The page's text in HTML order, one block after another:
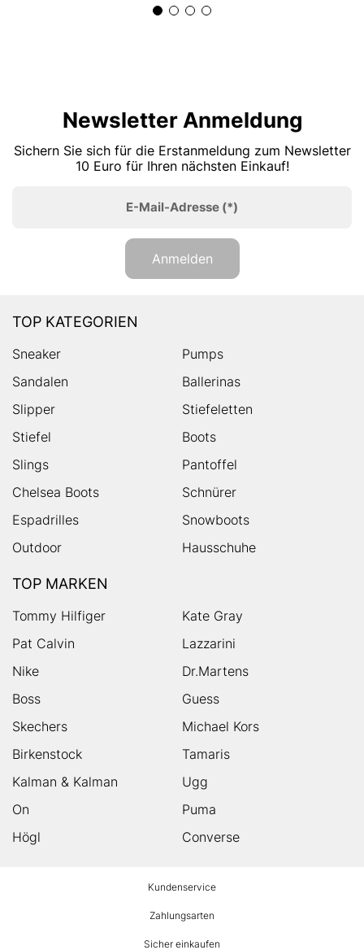
Newsletter Anmeldung
Sichern Sie sich für die Erstanmeldung zum Newsletter
10 Euro für Ihren nächsten Einkauf!
E-Mail-Adresse (*)
Anmelden
TOP KATEGORIEN
Sneaker
Pumps
Sandalen
Ballerinas
Slipper
Stiefeletten
Stiefel
Boots
Slings
Pantoffel
Chelsea Boots
Schnürer
Espadrilles
Snowboots
Outdoor
Hausschuhe
TOP MARKEN
Tommy Hilfiger
Kate Gray
Pat Calvin
Lazzarini
Nike
Dr.Martens
Boss
Guess
Skechers
Michael Kors
Birkenstock
Tamaris
Kalman & Kalman
Ugg
On
Puma
Högl
Converse
Kundenservice
Zahlungsarten
Sicher einkaufen